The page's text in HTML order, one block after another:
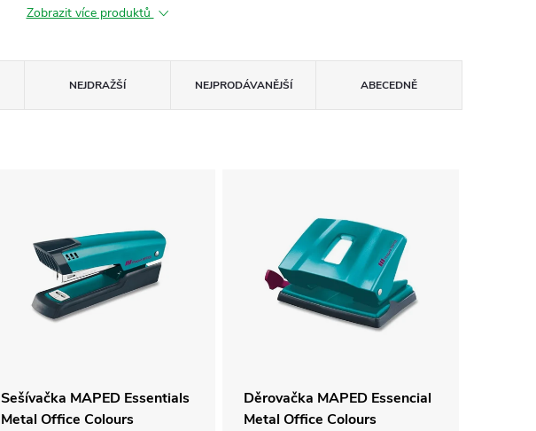
Zobrazit více produktů
NEJDRAŽŠÍ NEJPRODÁVANĚJŠÍ ABECEDNĚ
Sešívačka MAPED Essentials
Metal Office Colours
Děrovačka MAPED Essencial
Metal Office Colours